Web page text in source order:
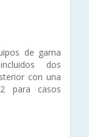
de gama
dos
con una
para casos